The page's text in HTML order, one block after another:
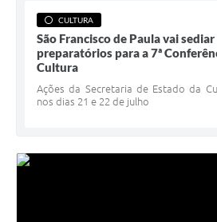
CULTURA
São Francisco de Paula vai
preparatórios para a 7ª
Cultura
Ações da Secretaria de Estado da
nos dias 21 e 22 de julho